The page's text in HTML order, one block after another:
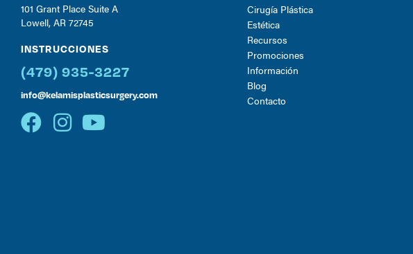
101 Grant Place Suite A
Lowell, AR 72745
INSTRUCCIONES
(479) 935-3227
info@kelamisplasticsurgery.com
Cirugía Plástica
Estética
Recursos
Promociones
Información
Blog
Contacto